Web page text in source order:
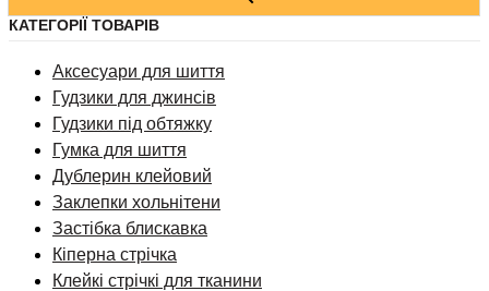
КАТЕГОРІЇ ТОВАРІВ
Аксесуари для шиття
Гудзики для джинсів
Гудзики під обтяжку
Гумка для шиття
Дублерин клейовий
Заклепки хольнітени
Застібка блискавка
Кіперна стрічка
Клейкі стрічкі для тканини